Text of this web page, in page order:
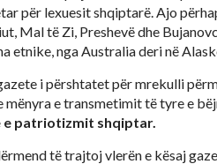
për lexuesit shqiptarë. Ajo
Mal të Zi, Preshevë dhe
etnike, nga Australia deri në
i përshtatet për mrekulli
mënyra e transmetimit të tyre e
e patriotizmit shqiptar.
të trajtoj vlerën e kësaj